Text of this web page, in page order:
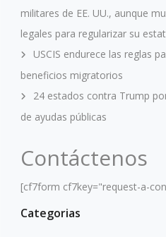
militares de EE. UU., aunque
legales para regularizar su
USCIS endurece las reglas
beneficios migratorios
24 estados contra Trump
de ayudas públicas
Contáctenos
[cf7form cf7key="request-a-
Categorias